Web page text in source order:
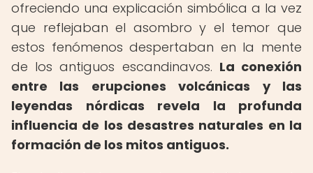
ofreciendo una explicación simbólica a la vez
que reflejaban el asombro y el temor que
estos fenómenos despertaban en la mente
de los antiguos escandinavos. La conexión
entre las erupciones volcánicas y las
leyendas nórdicas revela la profunda
influencia de los desastres naturales en la
formación de los mitos antiguos.